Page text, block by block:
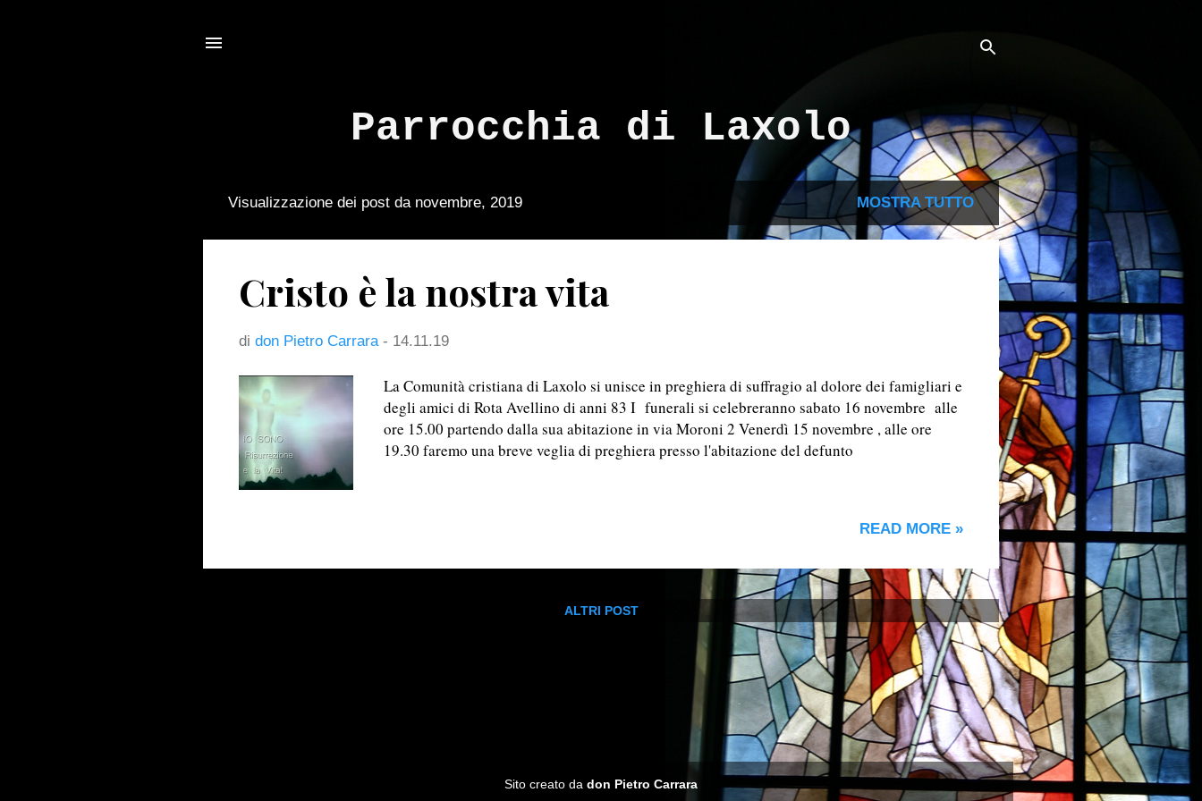
Parrocchia di Laxolo
o
Visualizzazione dei post da novembre, 2019 MOSTRA TUTTO
Cristo è la nostra vita
di don Pietro Carrara - 14.11.19
La Comunità cristiana di Laxolo si unisce in preghiera di suffragio al dolore dei famigliari e
degli amici di Rota Avellino di anni 83 I funerali si celebreranno sabato 16 novembre alle
ore 15.00 partendo dalla sua abitazione in via Moroni 2 Venerdì 15 novembre , alle ore
19.30 faremo una breve veglia di preghiera presso l'abitazione del defunto
READ MORE »
ALTRI POST
Sito creato da don Pietro Carrara